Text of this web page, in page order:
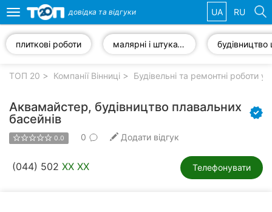
компанії
Популярні
рубрики:
Стоматології
Toggle
navigation
довідка та відгуки UA RU
плиткові роботи малярні і штукатурні роботи
ТОП 20 Компанії Вінниці Будівельні та ремонтні роботи у
Аквамайстер, будівництво плавальних
басейнів
0.0 0 Додати відгук
(044) 502 XX XX Телефонувати